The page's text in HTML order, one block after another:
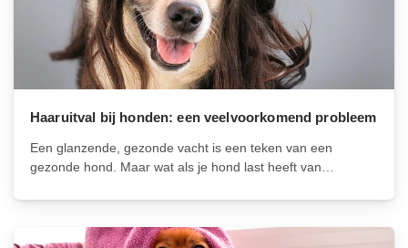
Haaruitval bij honden: een veelvoorkomend probleem
Een glanzende, gezonde vacht is een teken van een
gezonde hond. Maar wat als je hond last heeft van
probleem en kan verschillende oorzaken hebben. Het kan
een teken zijn van een...